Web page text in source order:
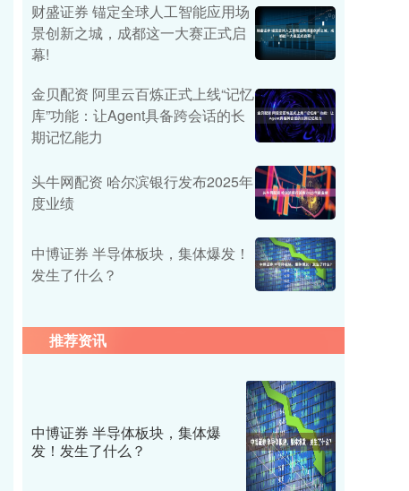
财盛证券 锚定全球人工智能应用场
景创新之城，成都这一大赛正式启
幕!
金贝配资 阿里云百炼正式上线“记忆
库”功能：让Agent具备跨会话的长
期记忆能力
头牛网配资 哈尔滨银行发布2025年
度业绩
中博证券 半导体板块，集体爆发！
发生了什么？
推荐资讯
中博证券 半导体板块，集体爆
发！发生了什么？